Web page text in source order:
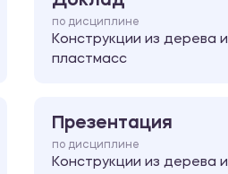
по дисциплине
Конструкции из дерева и
пластмасс
Презентация
по дисциплине
Конструкции из дерева и